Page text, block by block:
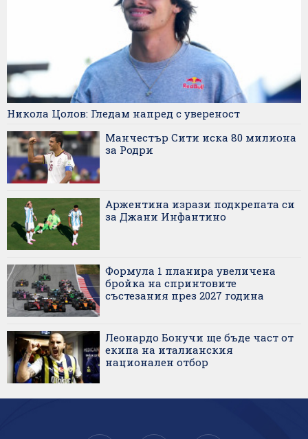
Никола Цолов: Гледам напред с увереност
Манчестър Сити иска 80 милиона
за Родри
Аржентина изрази подкрепата си
за Джани Инфантино
Формула 1 планира увеличена
бройка на спринтовите
състезания през 2027 година
Леонардо Бонучи ще бъде част от
екипа на италианския
национален отбор